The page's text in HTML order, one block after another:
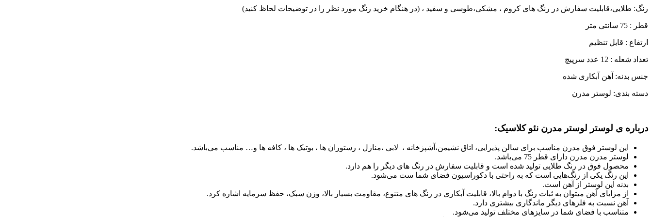
رنگ: طلایی،قابلیت سفارش در رنگ های کروم ، مشکی،طوسی و سفید ، (در هنگام خرید رنگ مورد نظر را در توضیحات لحاظ کنید)
قطر : 75 سانتی متر
ارتفاع : قابل تنظیم
تعداد شعله : 12 عدد سرپیچ
جنس بدنه: آهن آبکاری شده
دسته بندی: لوستر مدرن
درباره ی لوستر لوستر مدرن نئو کلاسیک:
این لوستر فوق مدرن مناسب برای سالن پذیرایی، اتاق نشیمن،آشپزخانه ، لابی ،منازل ، رستوران ها ، بوتیک ها ، کافه ها و… مناسب می‌باشد.
لوستر مدرن مدرن دارای قطر 75 می‌باشد.
محصول فوق در رنگ طلایی تولید شده است و قابلیت سفارش در رنگ های دیگر را هم دارد.
این رنگ یکی از رنگ‌هایی است که به راحتی با دکوراسیون فضای شما ست می‌شود.
بدنه این لوستر از آهن است.
از مزایای آهن میتوان به ثبات رنگ با دوام بالا، قابلیت آبکاری در رنگ های متنوع، مقاومت بسیار بالا، وزن سبک، حفظ سرمایه اشاره کرد.
آهن نسبت به فلزهای دیگر ماندگاری بیشتری دارد.
متناسب با فضای شما در سایزهای مختلف تولید می‌شود.